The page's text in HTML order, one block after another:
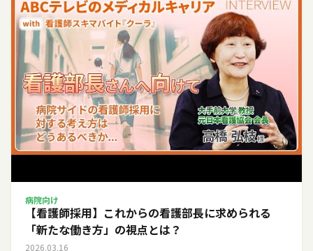
病院向け
【看護師採用】これからの看護部長に求められる
「新たな働き方」の視点とは？
2026.03.16